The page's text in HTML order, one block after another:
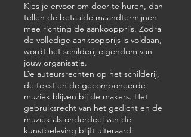
Kies je ervoor om door te huren, dan
tellen de betaalde maandtermijnen
mee richting de aankoopprijs. Zodra
de volledige aankoopprijs is voldaan,
wordt het schilderij eigendom van
jouw organisatie.
De auteursrechten op het schilderij,
de tekst en de gecomponeerde
muziek blijven bij de makers. Het
gebruiksrecht van het gedicht en de
muziek als onderdeel van de
kunstbeleving blijft uiteraard